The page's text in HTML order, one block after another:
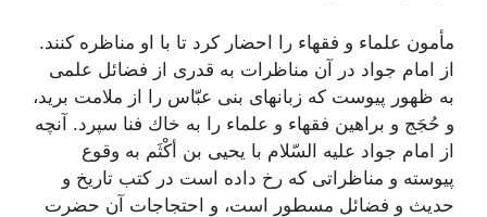
مأمون علماء و فقهاء را احضار كرد تا با او مناظره كنند.
از امام جواد در آن مناظرات به قدرى از فضائل علمى
به ظهور پیوست كه زبانهاى بنى عبّاس را از ملامت برید،
و حُجَج و براهین فقهاء و علماء را به خاك فنا سپرد. آنچه
از امام جواد علیه السّلام با یحیى بن أكْثَم به وقوع
پیوسته و مناظراتى كه رخ داده است در كتب تاریخ و
حدیث و فضائل مسطور است، و احتجاجات آن حضرت